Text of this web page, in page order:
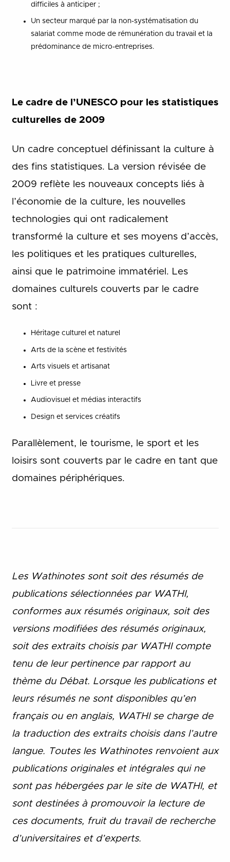
difficiles à anticiper ;
Un secteur marqué par la non-systématisation du
salariat comme mode de rémunération du travail et la
prédominance de micro-entreprises.
Le cadre de l’UNESCO pour les statistiques
culturelles de 2009
Un cadre conceptuel définissant la culture à
des fins statistiques. La version révisée de
2009 reflète les nouveaux concepts liés à
l’économie de la culture, les nouvelles
technologies qui ont radicalement
transformé la culture et ses moyens d’accès,
les politiques et les pratiques culturelles,
ainsi que le patrimoine immatériel. Les
domaines culturels couverts par le cadre
sont :
Héritage culturel et naturel
Arts de la scène et festivités
Arts visuels et artisanat
Livre et presse
Audiovisuel et médias interactifs
Design et services créatifs
Parallèlement, le tourisme, le sport et les
loisirs sont couverts par le cadre en tant que
domaines périphériques.
Les Wathinotes sont soit des résumés de
publications sélectionnées par WATHI,
conformes aux résumés originaux, soit des
versions modifiées des résumés originaux,
soit des extraits choisis par WATHI compte
tenu de leur pertinence par rapport au
thème du Débat. Lorsque les publications et
leurs résumés ne sont disponibles qu’en
français ou en anglais, WATHI se charge de
la traduction des extraits choisis dans l’autre
langue. Toutes les Wathinotes renvoient aux
publications originales et intégrales qui ne
sont pas hébergées par le site de WATHI, et
sont destinées à promouvoir la lecture de
ces documents, fruit du travail de recherche
d’universitaires et d’experts.